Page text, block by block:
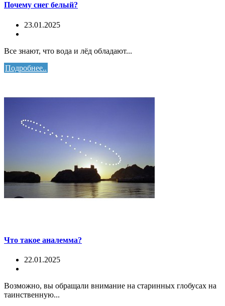
Почему снег белый?
23.01.2025
Все знают, что вода и лёд обладают...
Подробнее..
Что такое аналемма?
22.01.2025
Возможно, вы обращали внимание на старинных глобусах на
таинственную...